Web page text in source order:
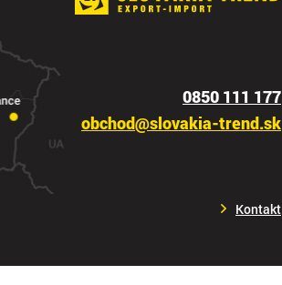
0850 111 177
obchod@slovakia-trend.sk
Kontakt